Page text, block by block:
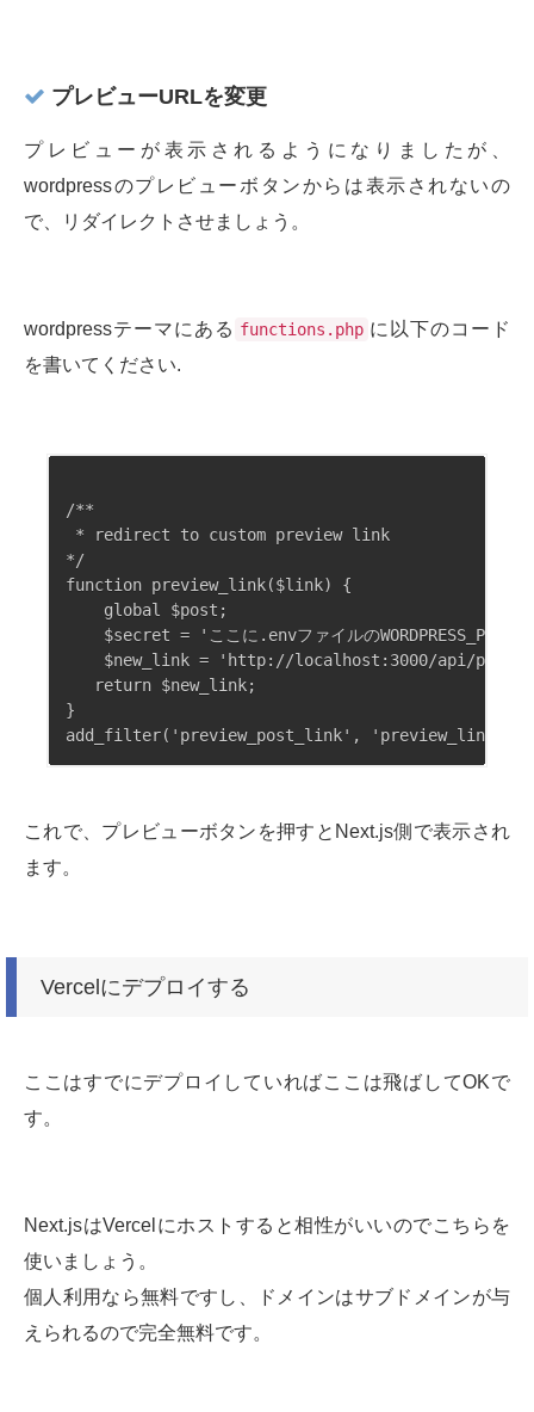
プレビューURLを変更
プレビューが表示されるようになりましたが、
wordpressのプレビューボタンからは表示されないの
で、リダイレクトさせましょう。
wordpressテーマにある functions.php に以下のコード
を書いてください.
/**
* redirect to custom preview link
*/
function preview_link($link) {
   return $new_link;
}
これで、プレビューボタンを押すとNext.js側で表示され
ます。
Vercelにデプロイする
ここはすでにデプロイしていればここは飛ばしてOKで
す。
Next.jsはVercelにホストすると相性がいいのでこちらを
使いましょう。
個人利用なら無料ですし、ドメインはサブドメインが与
えられるので完全無料です。